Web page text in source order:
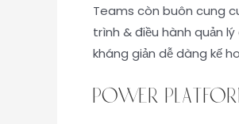
Teams còn buôn cung
trình & điều hành quản
kháng giản dễ dàng kế
Power